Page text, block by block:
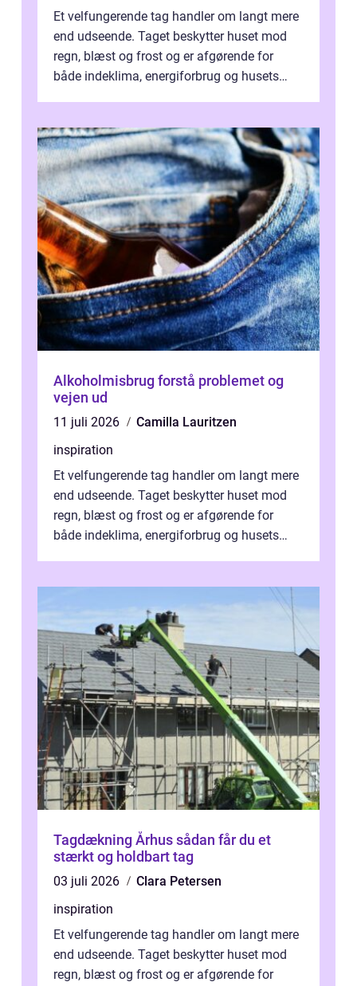
Et velfungerende tag handler om langt mere
end udseende. Taget beskytter huset mod
regn, blæst og frost og er afgørende for
både indeklima, energiforbrug og husets
Alkoholmisbrug forstå problemet og
vejen ud
11 juli 2026
Camilla Lauritzen
inspiration
Et velfungerende tag handler om langt mere
end udseende. Taget beskytter huset mod
regn, blæst og frost og er afgørende for
både indeklima, energiforbrug og husets
Tagdækning Århus sådan får du et
stærkt og holdbart tag
03 juli 2026
Clara Petersen
inspiration
Et velfungerende tag handler om langt mere
end udseende. Taget beskytter huset mod
regn, blæst og frost og er afgørende for